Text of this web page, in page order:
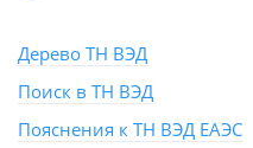
Дерево ТН ВЭД
Поиск в ТН ВЭД
Пояснения к ТН ВЭД ЕАЭС